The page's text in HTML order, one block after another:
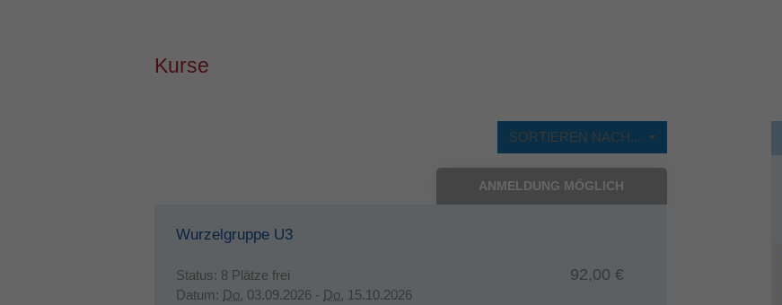
Kurse
SORTIEREN NACH...
ANMELDUNG MÖGLICH
Wurzelgruppe U3
Status: 8 Plätze frei
Datum: Do. 03.09.2026 - Do. 15.10.2026
92,00 €